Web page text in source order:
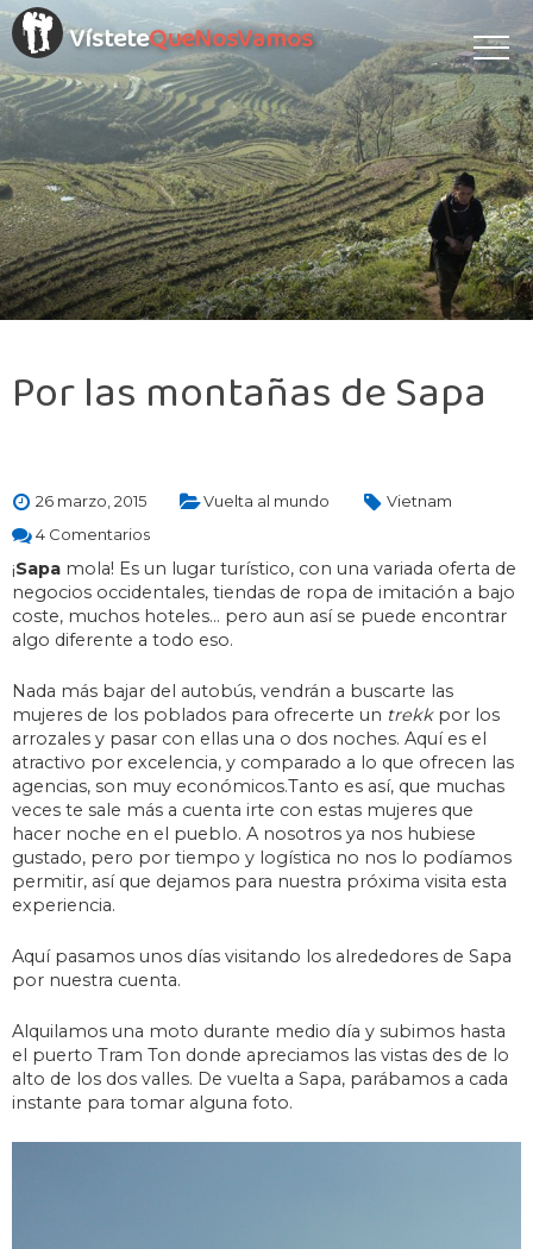
VísteteQueNosVamos
Por las montañas de Sapa
26 marzo, 2015 Vuelta al mundo
Vietnam
4 Comentarios
¡Sapa mola! Es un lugar turístico, con una variada oferta de
negocios occidentales, tiendas de ropa de imitación a bajo
coste, muchos hoteles… pero aun así se puede encontrar
algo diferente a todo eso.
Nada más bajar del autobús, vendrán a buscarte las
mujeres de los poblados para ofrecerte un trekkpor los
arrozales y pasar con ellas una o dos noches. Aquí es el
atractivo por excelencia, y comparado a lo que ofrecen las
agencias, son muy económicos.Tanto es así, que muchas
veces te sale más a cuenta irte con estas mujeres que
hacer noche en el pueblo. A nosotros ya nos hubiese
gustado, pero por tiempo y logística no nos lo podíamos
permitir, así que dejamos para nuestra próxima visita esta
experiencia.
Aquí pasamos unos días visitando los alrededores de Sapa
por nuestra cuenta.
Alquilamos una moto durante medio día y subimos hasta
el puerto Tram Ton donde apreciamos las vistas des de lo
alto de los dos valles. De vuelta a Sapa, parábamos a cada
instante para tomar alguna foto.